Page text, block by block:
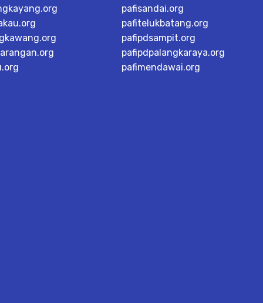
pafisandai.org
pafitelukbatang.org
pafipdsampit.org
pafipdpalangkaraya.org
pafimendawai.org